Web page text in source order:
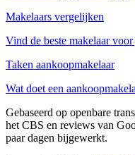
Makelaars vergelijken
Vind de beste makelaar
Taken aankoopmakelaar
Wat doet een
Gebaseerd op openbare
het CBS en reviews van
paar dagen bijgewerkt.